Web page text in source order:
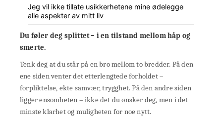
Jeg vil ikke tillate usikkerhetene mine ødelegge
alle aspekter av mitt liv
Du føler deg splittet – i en tilstand mellom håp og
smerte.
Tenk deg at du står på en bro mellom to bredder. På den
ene siden venter det etterlengtede forholdet –
forpliktelse, ekte samvær, trygghet. På den andre siden
ligger ensomheten – ikke det du ønsker deg, men i det
minste klarhet og muligheten for noe nytt.